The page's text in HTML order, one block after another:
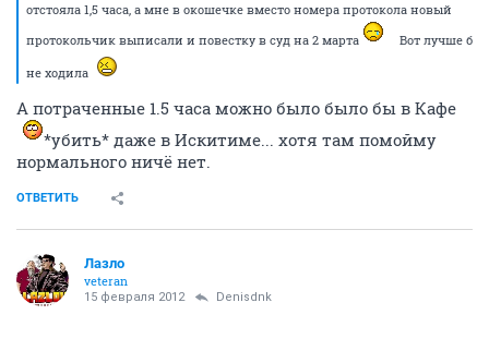
отстояла 1,5 часа, а мне в окошечке вместо номера протокола новый
протокольчик выписали и повестку в суд на 2 марта
Вот лучше б
не ходила
А потраченные 1.5 часа можно было было бы в Кафе
*убить* даже в Искитиме... хотя там помойму
нормального ничё нет.
ОТВЕТИТЬ
Лазло
veteran
15 февраля 2012 Denisdnk